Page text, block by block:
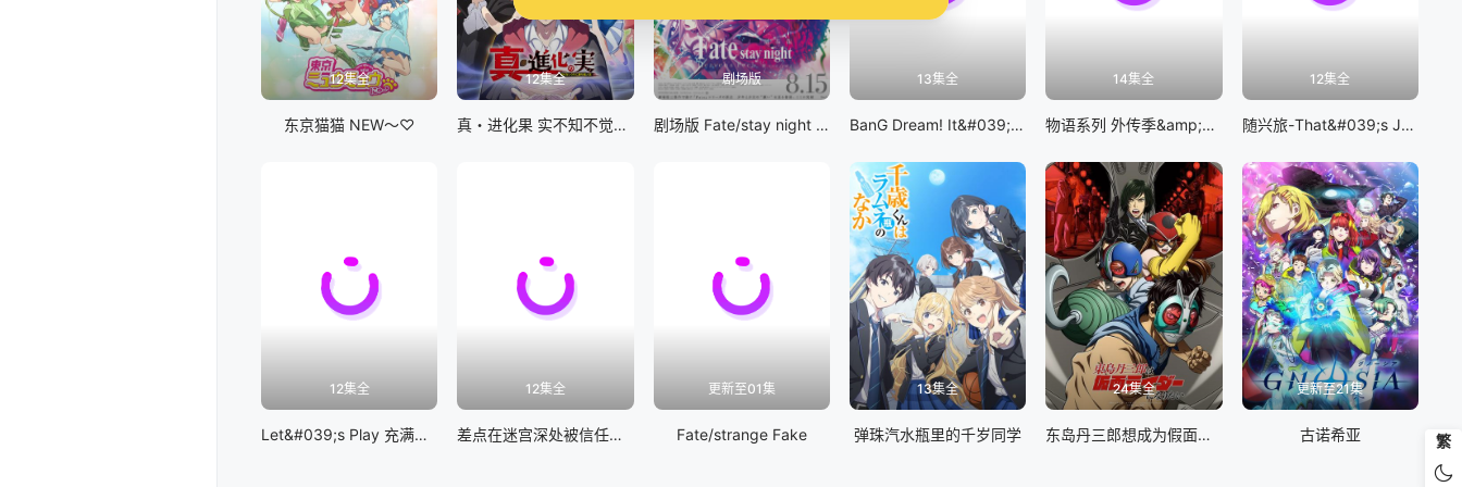
12集全
东京猫猫 NEW～♡
12集全
真・进化果 实不知不觉踏上胜利的人生
剧场版
剧场版 Fate/stay night [Heaven&#039;s Feel] III.spring song
13集全
BanG Dream! It&#039;s MyGO!!!!!
14集全
物语系列 外传季&amp;怪物季
12集全
随兴旅-That&#039;s Journey-
12集全
Let&#039;s Play 充满挑战的人生
12集全
差点在迷宫深处被信任的伙伴杀掉，但靠着天赐技能「无限扭蛋」获得等级9999的伙伴，我要向前队友和世界展开复仇&amp;「给他们好看！」
更新至01集
Fate/strange Fake
13集全
弹珠汽水瓶里的千岁同学
24集全
东岛丹三郎想成为假面骑士
更新至21集
古诺希亚 繁